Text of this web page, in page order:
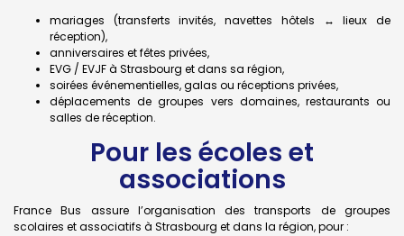
mariages (transferts invités, navettes hôtels ↔ lieux de
réception),
anniversaires et fêtes privées,
EVG / EVJF à Strasbourg et dans sa région,
soirées événementielles, galas ou réceptions privées,
déplacements de groupes vers domaines, restaurants ou
salles de réception.
Pour les écoles et
associations
France Bus assure l’organisation des transports de groupes
scolaires et associatifs à Strasbourg et dans la région, pour :